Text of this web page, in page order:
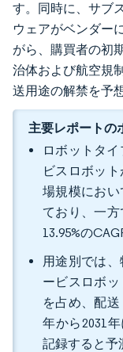
す。同時に、サブ
ウェアがベンダー
がら、購買者の初
治体および航空規
送用途の解禁を予
主要レポートの
ロボットタ
ビスロボッ
場規模におい
ており、一
13.95%の
用途別では
ービスロボッ
を占め、配
年から2031
記録すると予